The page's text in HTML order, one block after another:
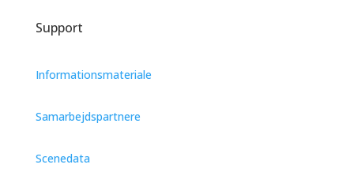
Support
Informationsmateriale
Samarbejdspartnere
Scenedata